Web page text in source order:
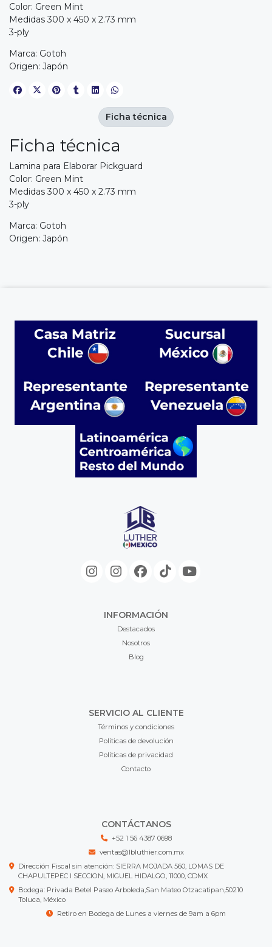
Color: Green Mint
Medidas 300 x 450 x 2.73 mm
3-ply
Marca: Gotoh
Origen: Japón
Ficha técnica
Lamina para Elaborar Pickguard
Color: Green Mint
Medidas 300 x 450 x 2.73 mm
3-ply
Marca: Gotoh
Origen: Japón
Ficha técnica
INFORMACIÓN
Destacados
Nosotros
Blog
SERVICIO AL CLIENTE
Términos y condiciones
Políticas de devolución
Políticas de privacidad
Contacto
CONTÁCTANOS
+52 1 56 4387 0698
ventas@lbluthier.com.mx
Dirección Fiscal sin atención: SIERRA MOJADA 560, LOMAS DE
CHAPULTEPEC I SECCION, MIGUEL HIDALGO, 11000, CDMX
Bodega: Privada Betel Paseo Arboleda,San Mateo Otzacatipan,50210
Toluca, México
Retiro en Bodega de Lunes a viernes de 9am a 6pm